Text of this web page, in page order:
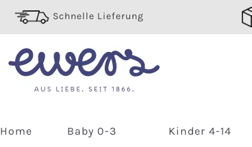
Hauptinhalt springen
Zur Suche springen
Zur Hauptnavigation springen
Schnelle Lieferung
Home Baby 0-3 Kinder 4-14